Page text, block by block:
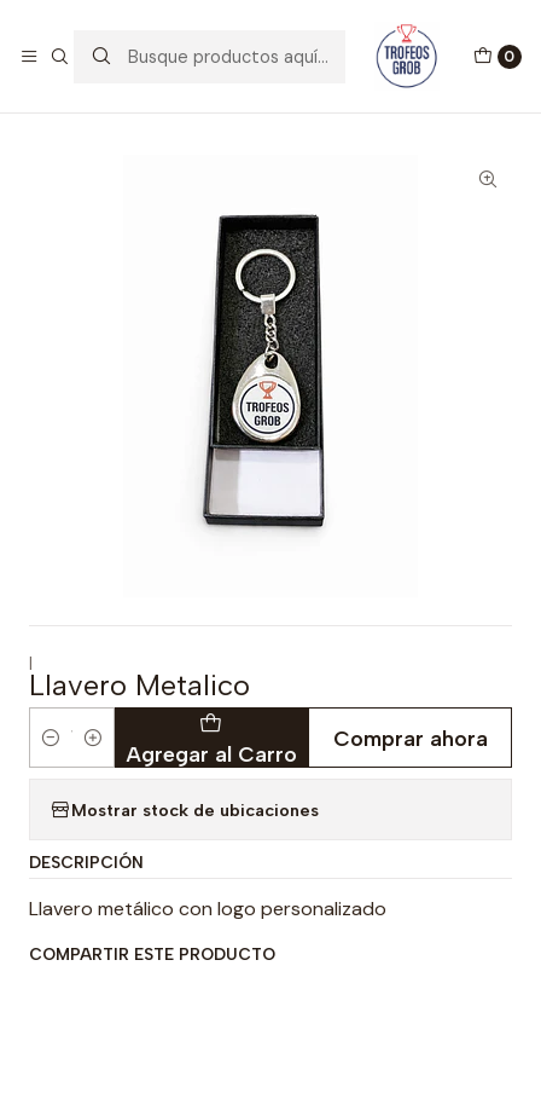
0
Leer más
Llavero Metalico
|
Llavero Metalico
Cantidad Agregar al Carro
Comprar ahora
Mostrar stock de ubicaciones
DESCRIPCIÓN
Llavero metálico con logo personalizado
COMPARTIR ESTE PRODUCTO